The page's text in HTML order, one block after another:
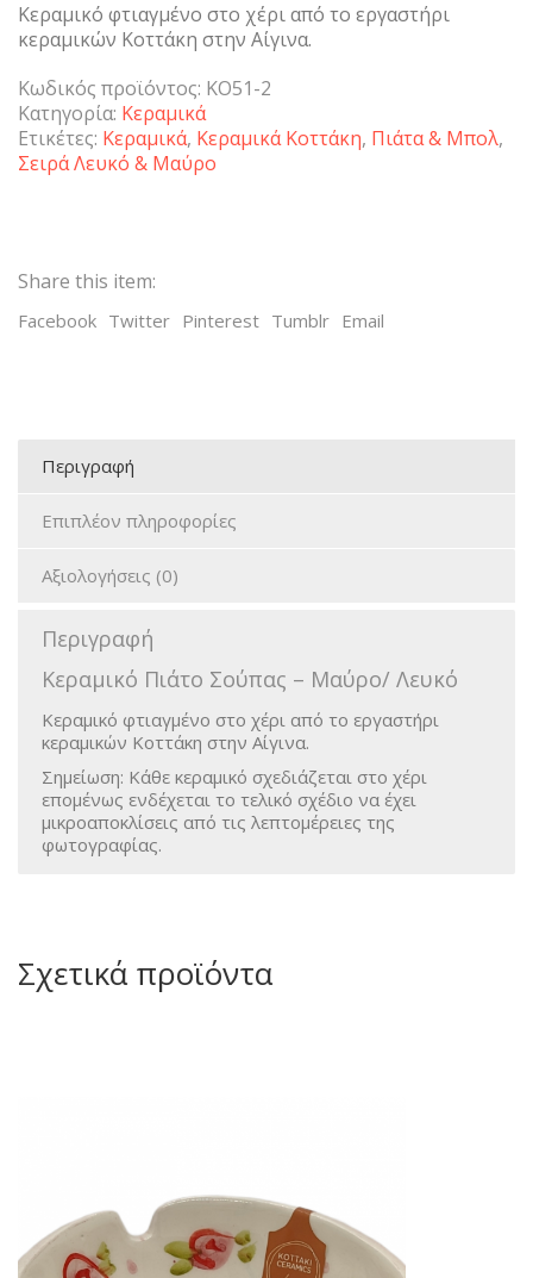
Κεραμικό φτιαγμένο στο χέρι από το εργαστήρι
κεραμικών Κοττάκη στην Αίγινα.
Κωδικός προϊόντος: KO51-2
Κατηγορία: Κεραμικά
Ετικέτες: Κεραμικά, Κεραμικά Κοττάκη, Πιάτα & Μπολ,
Σειρά Λευκό & Μαύρο
Share this item:
Facebook Twitter Pinterest Tumblr Email
Περιγραφή
Επιπλέον πληροφορίες
Αξιολογήσεις (0)
Περιγραφή
Κεραμικό Πιάτο Σούπας – Μαύρο/ Λευκό
Κεραμικό φτιαγμένο στο χέρι από το εργαστήρι
κεραμικών Κοττάκη στην Αίγινα.
Σημείωση: Κάθε κεραμικό σχεδιάζεται στο χέρι
επομένως ενδέχεται το τελικό σχέδιο να έχει
μικροαποκλίσεις από τις λεπτομέρειες της
φωτογραφίας.
Σχετικά προϊόντα